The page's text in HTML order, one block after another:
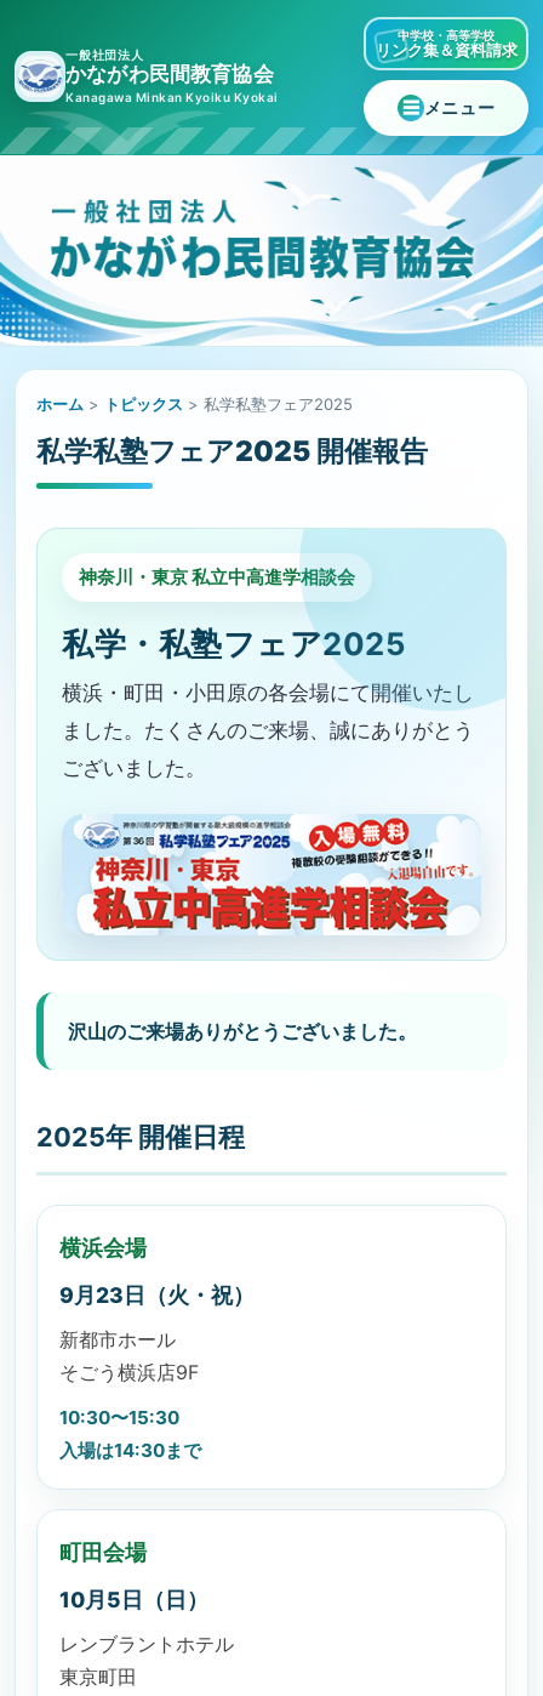
一般社団法人
かながわ民間教育協会
Kanagawa Minkan Kyoiku Kyokai
中学校・高等学校
リンク集＆資料請求
メニュー
ホーム > トピックス > 私学私塾フェア2025
私学私塾フェア2025 開催報告
神奈川・東京 私立中高進学相談会
私学・私塾フェア2025
横浜・町田・小田原の各会場にて開催いたし
ました。たくさんのご来場、誠にありがとう
ございました。
沢山のご来場ありがとうございました。
2025年 開催日程
横浜会場
9月23日（火・祝）
新都市ホール
そごう横浜店9F
10:30〜15:30
入場は14:30まで
町田会場
10月5日（日）
レンブラントホテル
東京町田